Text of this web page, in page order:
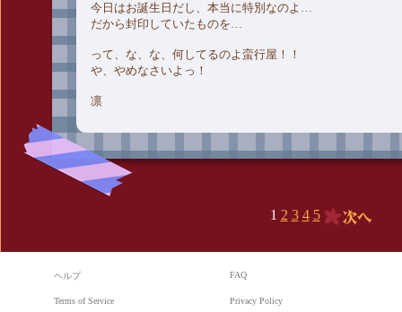
今日はお誕生日だし、本当に特別なのよ…
だから封印していたものを…
って、な、な、何してるのよ蛮行屋！！
や、やめなさいよっ！
凛
1 2 3 4 5
ヘルプ FAQ
Terms of Service Privacy Policy